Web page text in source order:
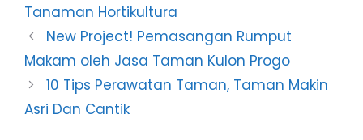
Tanaman Hortikultura
New Project! Pemasangan Rumput
Makam oleh Jasa Taman Kulon Progo
10 Tips Perawatan Taman, Taman Makin
Asri Dan Cantik